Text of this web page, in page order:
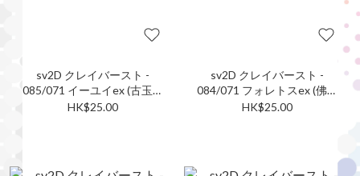
sv2D クレイバースト -
085/071 イーユイex (古玉魚
ex) SR
HK$25.00
sv2D クレイバースト -
084/071 フォレトスex (佛烈
托斯ex) SR
HK$25.00